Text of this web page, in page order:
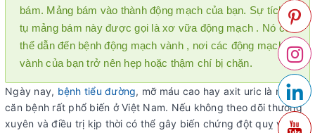
bám. Mảng bám vào thành động mạch của bạn. Sự tích
tụ mảng bám này được gọi là xơ vữa động mạch . Nó có
thể dẫn đến bệnh động mạch vành , nơi các động mạch
vành của bạn trở nên hẹp hoặc thậm chí bị chặn.
Ngày nay, bệnh tiểu đường, mỡ máu cao hay axit uric là những
căn bệnh rất phổ biến ở Việt Nam. Nếu không theo dõi thường
xuyên và điều trị kịp thời có thể gây biến chứng đột quỵ và ảnh